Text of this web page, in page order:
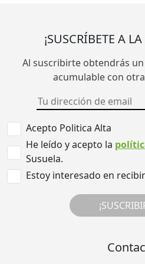
¡SUSCRÍBETE A
Al suscribirte obtendrás
acumulable con
Acepto Politica Alta
He leído y acepto la
Susuela.
Estoy interesado en